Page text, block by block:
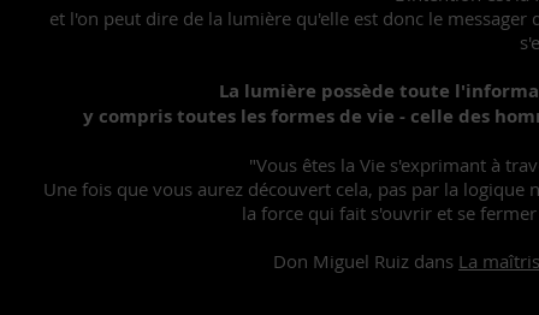
et l'on peut dire de la lumière qu'elle est donc le
La lumière possède toute
y compris toutes les formes de vie - celle des
"Vous êtes la Vie s'exprimant à
Une fois que vous aurez découvert cela, pas par la
la force qui fait s'ouvrir et se
Don Miguel Ruiz dans La